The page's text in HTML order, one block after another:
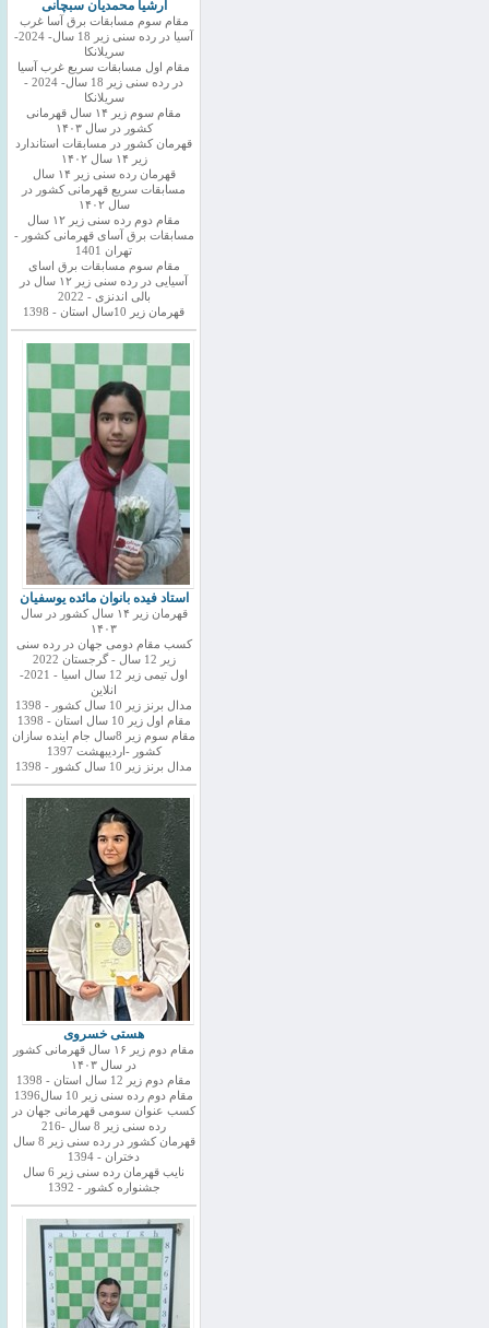
ارشیا محمدیان سبچانی
مقام سوم مسابقات برق آسا غرب
آسیا در رده سنی زیر 18 سال- 2024-
سریلانکا
مقام اول مسابقات سریع غرب آسیا
در رده سنی زیر 18 سال- 2024 -
سریلانکا
مقام سوم زیر ۱۴ سال قهرمانی
کشور در سال ۱۴۰۳
قهرمان کشور در مسابقات استاندارد
زیر ۱۴ سال ۱۴۰۲
قهرمان رده سنی زیر ۱۴ سال
مسابقات سریع قهرمانی کشور در
سال ۱۴۰۲
مقام دوم رده سنی زیر ۱۲ سال
مسابقات برق آسای قهرمانی کشور -
تهران 1401
مقام سوم مسابقات برق اسای
آسیایی در رده سنی زیر ۱۲ سال در
بالی اندنزی - 2022
قهرمان زیر 10سال استان - 1398
استاد فیده بانوان مائده یوسفیان
قهرمان زیر ۱۴ سال کشور در سال
۱۴۰۳
کسب مقام دومی جهان در رده سنی
زیر 12 سال - گرجستان 2022
اول تیمی زیر 12 سال اسیا - 2021-
انلاین
مدال برنز زیر 10 سال کشور - 1398
مقام اول زیر 10 سال استان - 1398
مقام سوم زیر 8سال جام اینده سازان
کشور -اردیبهشت 1397
مدال برنز زیر 10 سال کشور - 1398
هستی خسروی
مقام دوم زیر ۱۶ سال قهرمانی کشور
در سال ۱۴۰۳
مقام دوم زیر 12 سال استان - 1398
مقام دوم رده سنی زیر 10 سال1396
کسب عنوان سومی قهرمانی جهان در
رده سنی زیر 8 سال -216
قهرمان کشور در رده سنی زیر 8 سال
دختران - 1394
نایب قهرمان رده سنی زیر 6 سال
جشنواره کشور - 1392